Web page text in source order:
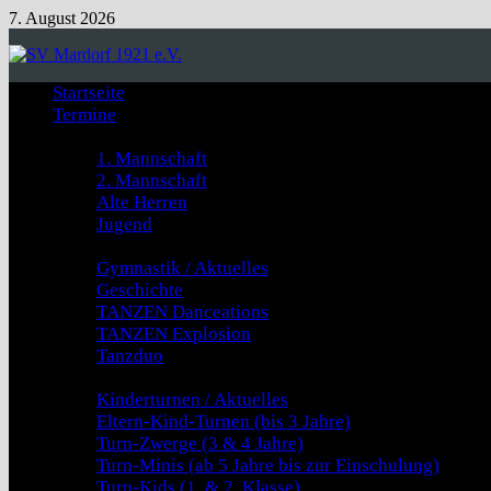
Zum
springen
7. August 2026
Startseite
Termine
1. Mannschaft
2. Mannschaft
Alte Herren
Jugend
Gymnastik / Aktuelles
Geschichte
TANZEN Danceations
TANZEN Explosion
Tanzduo
Kinderturnen / Aktuelles
Eltern-Kind-Turnen (bis 3 Jahre)
Turn-Zwerge (3 & 4 Jahre)
Turn-Minis (ab 5 Jahre bis zur Einschulung)